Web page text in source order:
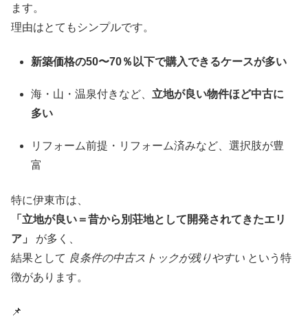
ます。
理由はとてもシンプルです。
新築価格の50〜70％以下で購入できるケースが多い
海・山・温泉付きなど、 立地が良い物件ほど中古に
多い
リフォーム前提・リフォーム済みなど、選択肢が豊
富
特に伊東市は、
「立地が良い＝昔から別荘地として開発されてきたエリ
ア」
が多く、
結果として 良条件の中古ストックが残りやすい という特
徴があります。
📌